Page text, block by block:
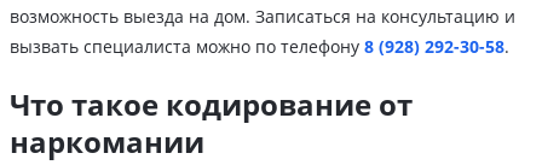
возможность выезда на дом. Записаться на консультацию и
вызвать специалиста можно по телефону 8 (928) 292-30-58.
Что такое кодирование от
наркомании